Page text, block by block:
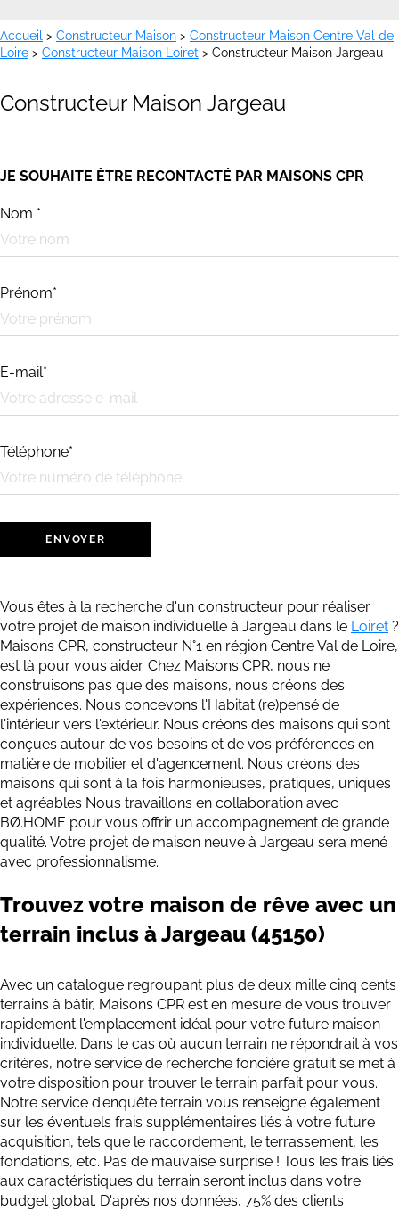
Accueil > Constructeur Maison > Constructeur Maison Centre Val de
Loire > Constructeur Maison Loiret > Constructeur Maison Jargeau
Constructeur Maison Jargeau
JE SOUHAITE ÊTRE RECONTACTÉ PAR MAISONS CPR
Nom *
Prénom*
E-mail*
Téléphone*
Vous êtes à la recherche d'un constructeur pour réaliser
votre projet de maison individuelle à Jargeau dans le Loiret ?
Maisons CPR, constructeur N°1 en région Centre Val de Loire,
est là pour vous aider. ​​Chez Maisons CPR, nous ne
construisons pas que des maisons, nous créons des
expériences. Nous concevons l'Habitat (re)pensé de
l'intérieur vers l'extérieur. Nous créons des maisons qui sont
conçues autour de vos besoins et de vos préférences en
matière de mobilier et d'agencement. Nous créons des
maisons qui sont à la fois harmonieuses, pratiques, uniques
et agréables Nous travaillons en collaboration avec
BØ.HOME pour vous offrir un accompagnement de grande
qualité. Votre projet de maison neuve à Jargeau sera mené
avec professionnalisme.
Trouvez votre maison de rêve avec un
terrain inclus à Jargeau (45150)
Avec un catalogue regroupant plus de deux mille cinq cents
terrains à bâtir, Maisons CPR est en mesure de vous trouver
rapidement l'emplacement idéal pour votre future maison
individuelle. Dans le cas où aucun terrain ne répondrait à vos
critères, notre service de recherche foncière gratuit se met à
votre disposition pour trouver le terrain parfait pour vous.
Notre service d'enquête terrain vous renseigne également
sur les éventuels frais supplémentaires liés à votre future
acquisition, tels que le raccordement, le terrassement, les
fondations, etc. Pas de mauvaise surprise ! Tous les frais liés
aux caractéristiques du terrain seront inclus dans votre
budget global. D'après nos données, 75% des clients